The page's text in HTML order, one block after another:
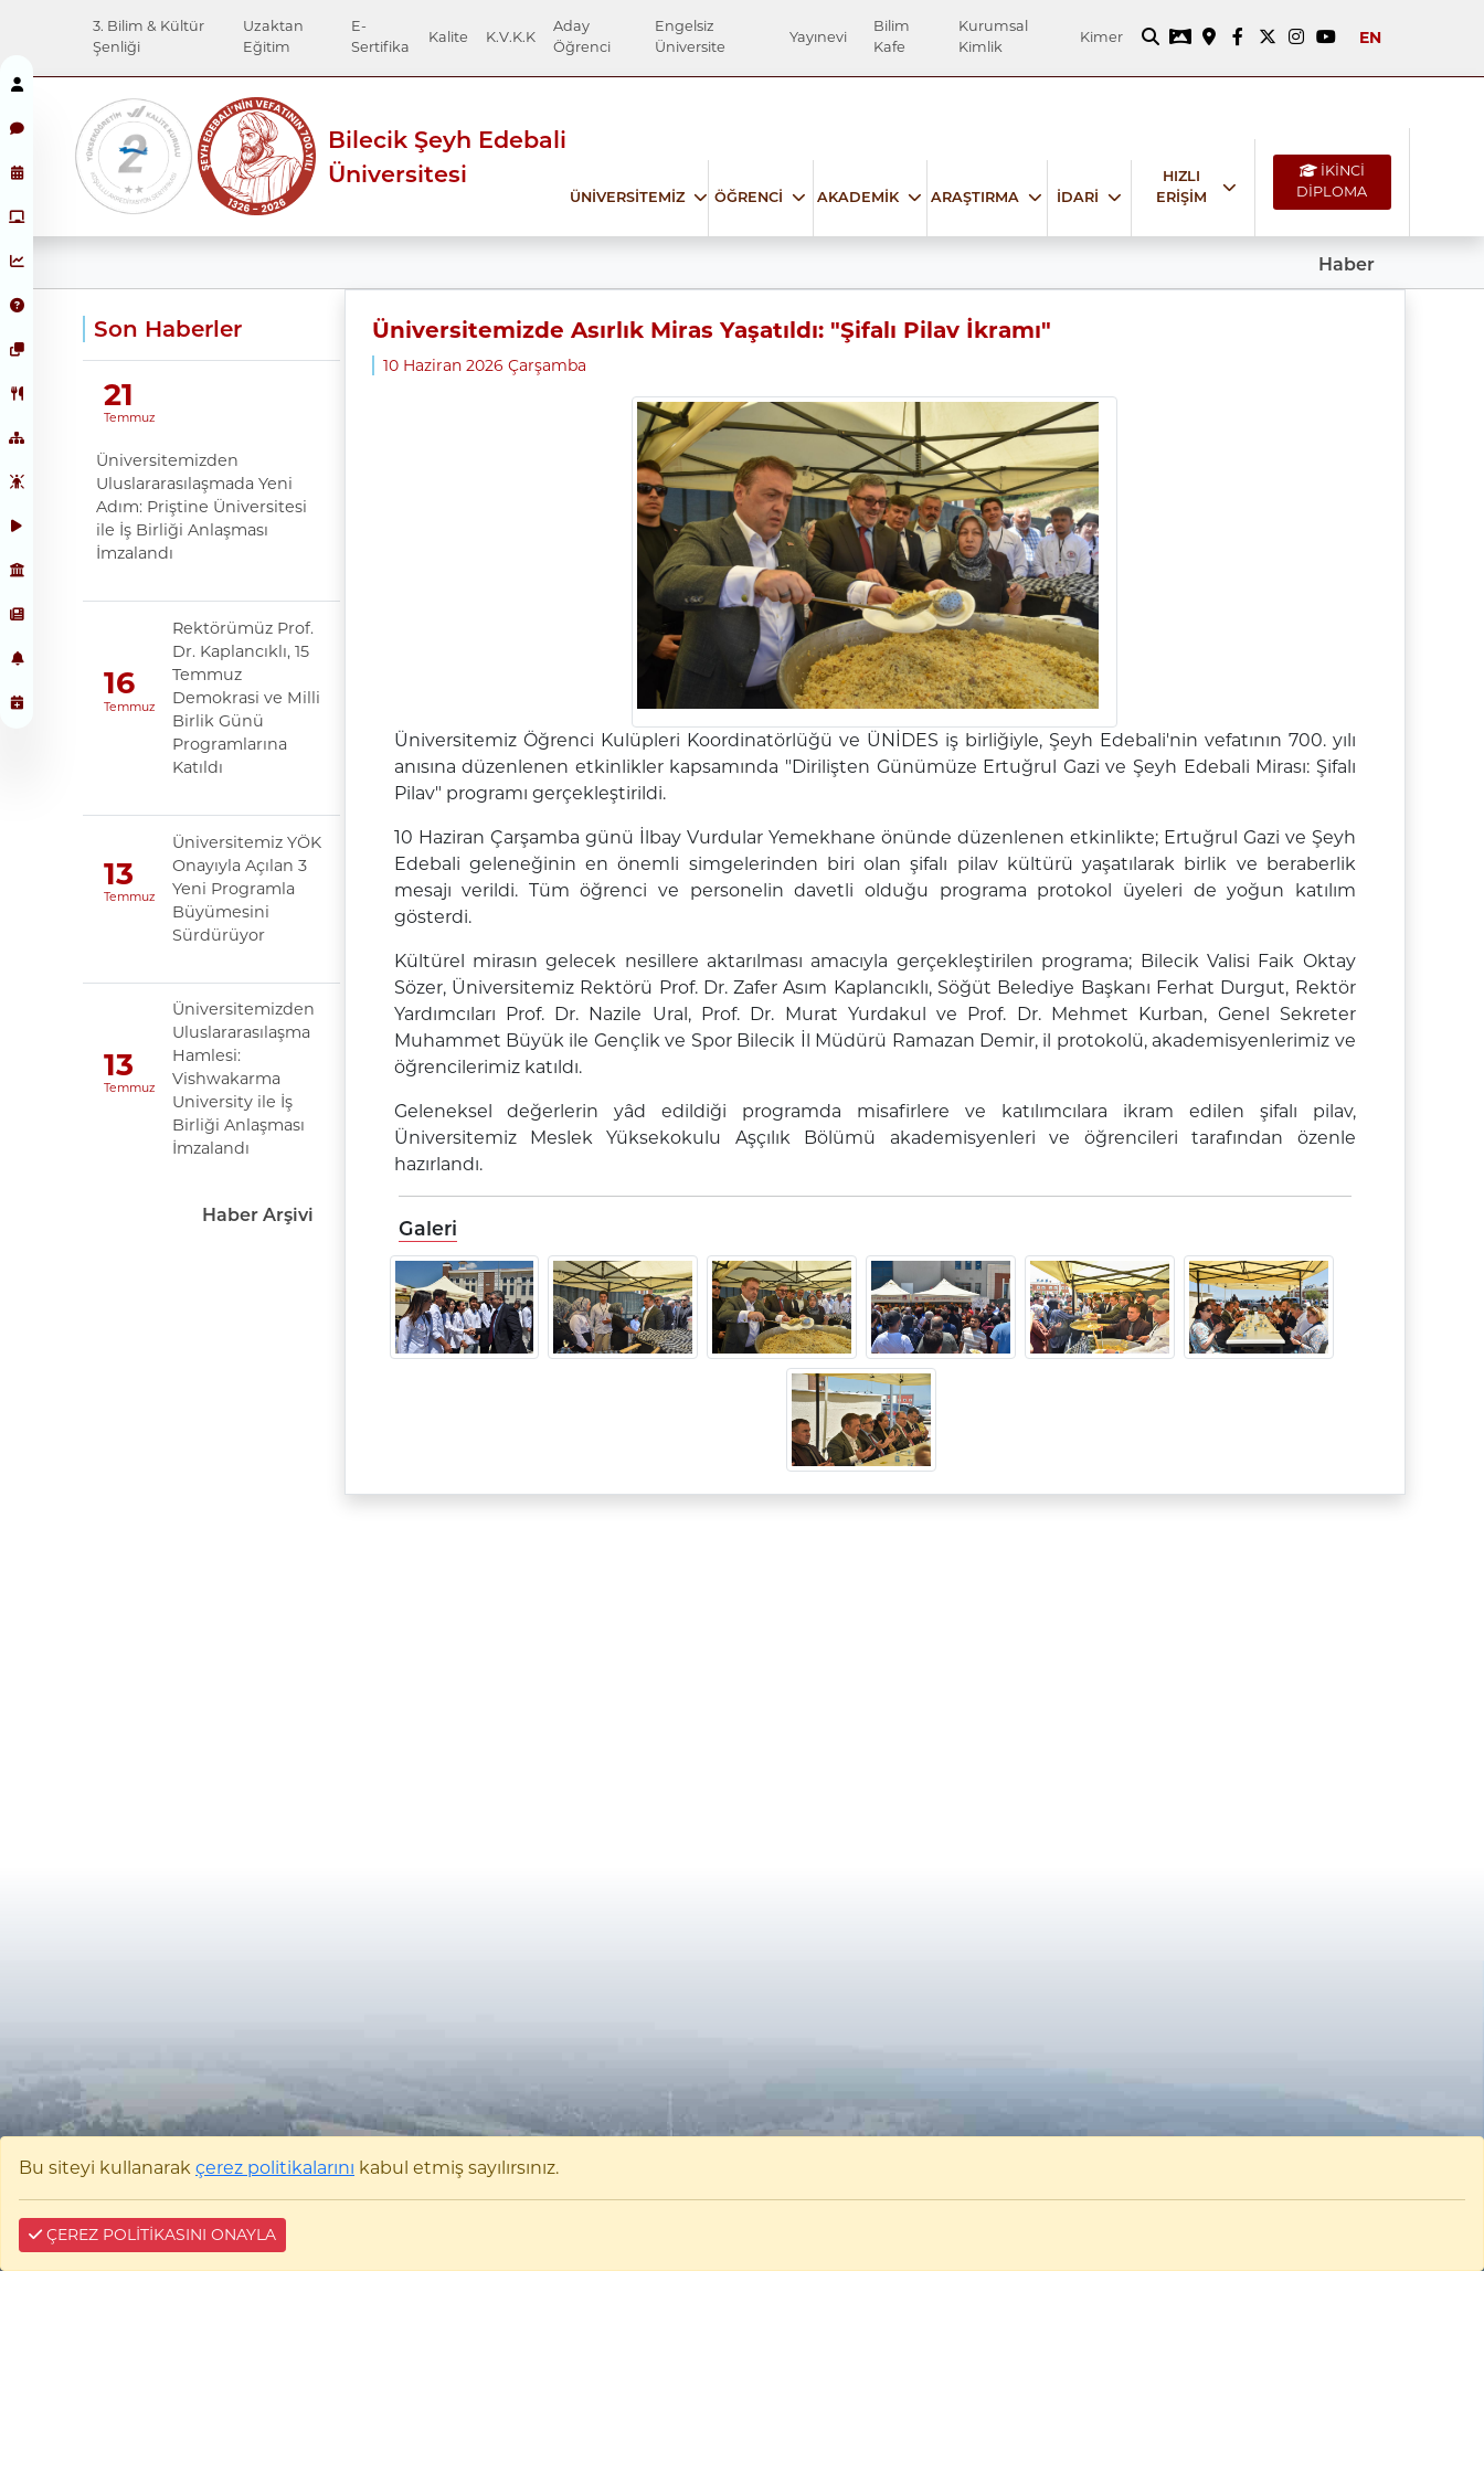
3. Bilim & Kültür
Şenliği
Uzaktan
Eğitim
E-
Sertifika
Kalite K.V.K.K
Aday
Öğrenci
Engelsiz
Üniversite
Yayınevi
Bilim
Kafe
Kurumsal
Kimlik
Kimer EN
Bilecik Şeyh Edebali
Üniversitesi
ÜNİVERSİTEMİZ ÖĞRENCİ AKADEMİK ARAŞTIRMA İDARİ
HIZLI
ERİŞİM
İKİNCİ
DİPLOMA
Haber
Son Haberler
21
Temmuz
Üniversitemizden
Uluslararasılaşmada Yeni
Adım: Priştine Üniversitesi
ile İş Birliği Anlaşması
İmzalandı
16
Temmuz
Rektörümüz Prof.
Dr. Kaplancıklı, 15
Temmuz
Demokrasi ve Milli
Birlik Günü
Programlarına
Katıldı
13
Temmuz
Üniversitemiz YÖK
Onayıyla Açılan 3
Yeni Programla
Büyümesini
Sürdürüyor
13
Temmuz
Üniversitemizden
Uluslararasılaşma
Hamlesi:
Vishwakarma
University ile İş
Birliği Anlaşması
İmzalandı
Haber Arşivi
Üniversitemizde Asırlık Miras Yaşatıldı: "Şifalı Pilav İkramı"
10 Haziran 2026 Çarşamba
Üniversitemiz Öğrenci Kulüpleri Koordinatörlüğü ve ÜNİDES iş birliğiyle, Şeyh Edebali'nin vefatının 700. yılı
anısına düzenlenen etkinlikler kapsamında "Dirilişten Günümüze Ertuğrul Gazi ve Şeyh Edebali Mirası: Şifalı
Pilav" programı gerçekleştirildi.
10 Haziran Çarşamba günü İlbay Vurdular Yemekhane önünde düzenlenen etkinlikte; Ertuğrul Gazi ve Şeyh
Edebali geleneğinin en önemli simgelerinden biri olan şifalı pilav kültürü yaşatılarak birlik ve beraberlik
mesajı verildi. Tüm öğrenci ve personelin davetli olduğu programa protokol üyeleri de yoğun katılım
gösterdi.
Kültürel mirasın gelecek nesillere aktarılması amacıyla gerçekleştirilen programa; Bilecik Valisi Faik Oktay
Sözer, Üniversitemiz Rektörü Prof. Dr. Zafer Asım Kaplancıklı, Söğüt Belediye Başkanı Ferhat Durgut, Rektör
Yardımcıları Prof. Dr. Nazile Ural, Prof. Dr. Murat Yurdakul ve Prof. Dr. Mehmet Kurban, Genel Sekreter
Muhammet Büyük ile Gençlik ve Spor Bilecik İl Müdürü Ramazan Demir, il protokolü, akademisyenlerimiz ve
öğrencilerimiz katıldı.
Geleneksel değerlerin yâd edildiği programda misafirlere ve katılımcılara ikram edilen şifalı pilav,
Üniversitemiz Meslek Yüksekokulu Aşçılık Bölümü akademisyenleri ve öğrencileri tarafından özenle
hazırlandı.
Galeri
Bu siteyi kullanarak çerez politikalarını kabul etmiş sayılırsınız.
ÇEREZ POLİTİKASINI ONAYLA